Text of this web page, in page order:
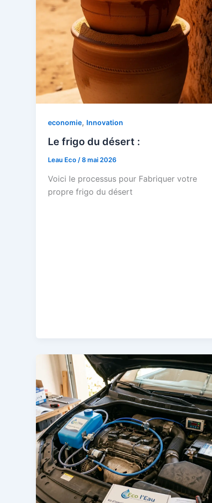
economie, Innovation
Le frigo du désert :
Leau Eco /8 mai 2026
Voici le processus pour Fabriquer votre
propre frigo du désert